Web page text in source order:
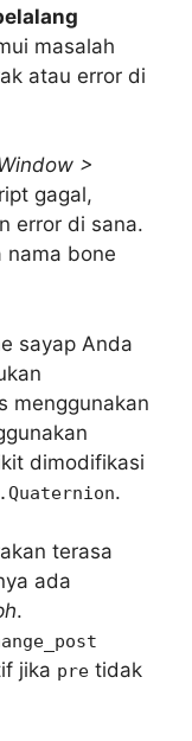
masalah
atau error di
>
gagal,
error di sana.
nama bone
sayap Anda
menggunakan
dimodifikasi
.
terasa
ada
.
jika pre tidak